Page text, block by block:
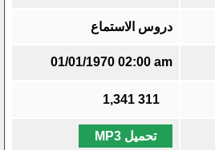
دروس الاستماع
01/01/1970 02:00 am
311
1,341
تحميل MP3